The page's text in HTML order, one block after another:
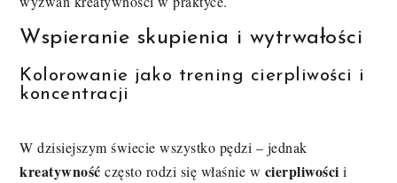
Wspieranie skupienia i wytrwałości
Kolorowanie jako trening cierpliwości i
koncentracji
W dzisiejszym świecie wszystko pędzi – jednak
kreatywność często rodzi się właśnie w cierpliwości i